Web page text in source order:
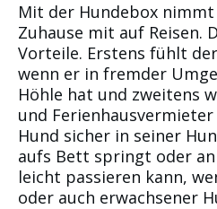
Mit der Hundebox
Zuhause mit auf Reisen.
Vorteile. Erstens fühlt
wenn er in fremder
Höhle hat und zweitens
und
Hund sicher in seiner
aufs Bett springt oder
leicht passieren kann,
oder auch erwachsener